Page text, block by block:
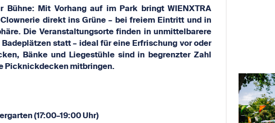
Bühne: Mit Vorhang auf im Park bringt WIENXTRA
direkt ins Grüne – bei freiem Eintritt und in
Die Veranstaltungsorte finden in unmittelbarere
statt – ideal für eine Erfrischung vor oder
Bänke und Liegestühle sind in begrenzter Zahl
Picknickdecken mitbringen.
(17:00–19:00 Uhr)